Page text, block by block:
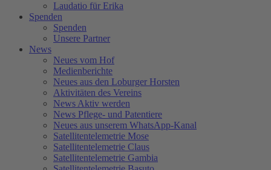
Laudatio für Erika
Spenden
Spenden
Unsere Partner
News
Neues vom Hof
Medienberichte
Neues aus den Loburger Horsten
Aktivitäten des Vereins
News Aktiv werden
News Pflege- und Patentiere
Neues aus unserem WhatsApp-Kanal
Satellitentelemetrie Mose
Satellitentelemetrie Claus
Satellitentelemetrie Gambia